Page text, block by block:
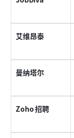
艾维昂泰
曼纳塔尔
Zoho 招聘